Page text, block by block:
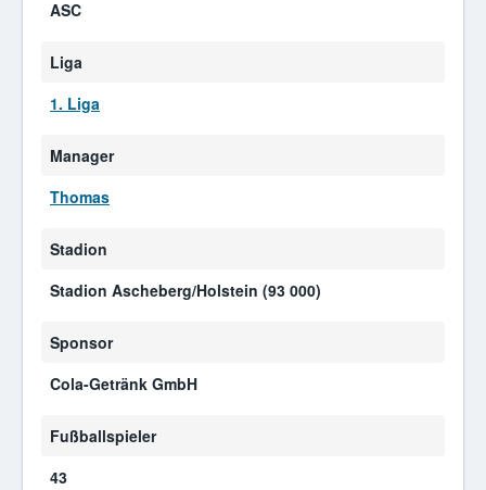
ASC
Liga
1. Liga
Manager
Thomas
Stadion
Stadion Ascheberg/Holstein (93 000)
Sponsor
Cola-Getränk GmbH
Fußballspieler
43